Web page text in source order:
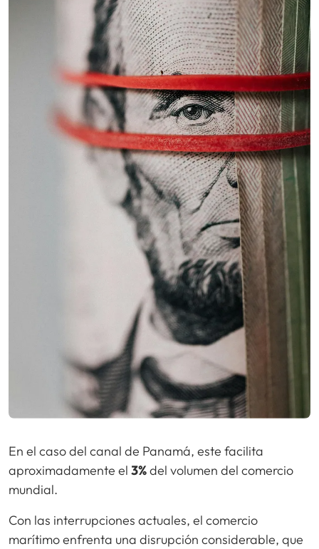
En el caso del canal de Panamá, este facilita
aproximadamente el 3%del volumen del comercio
mundial.
Con las interrupciones actuales, el comercio
marítimo enfrenta una disrupción considerable, que